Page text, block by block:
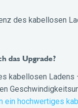
des kabellosen
das Upgrade?
kabellosen Ladens
ein hochwertiges